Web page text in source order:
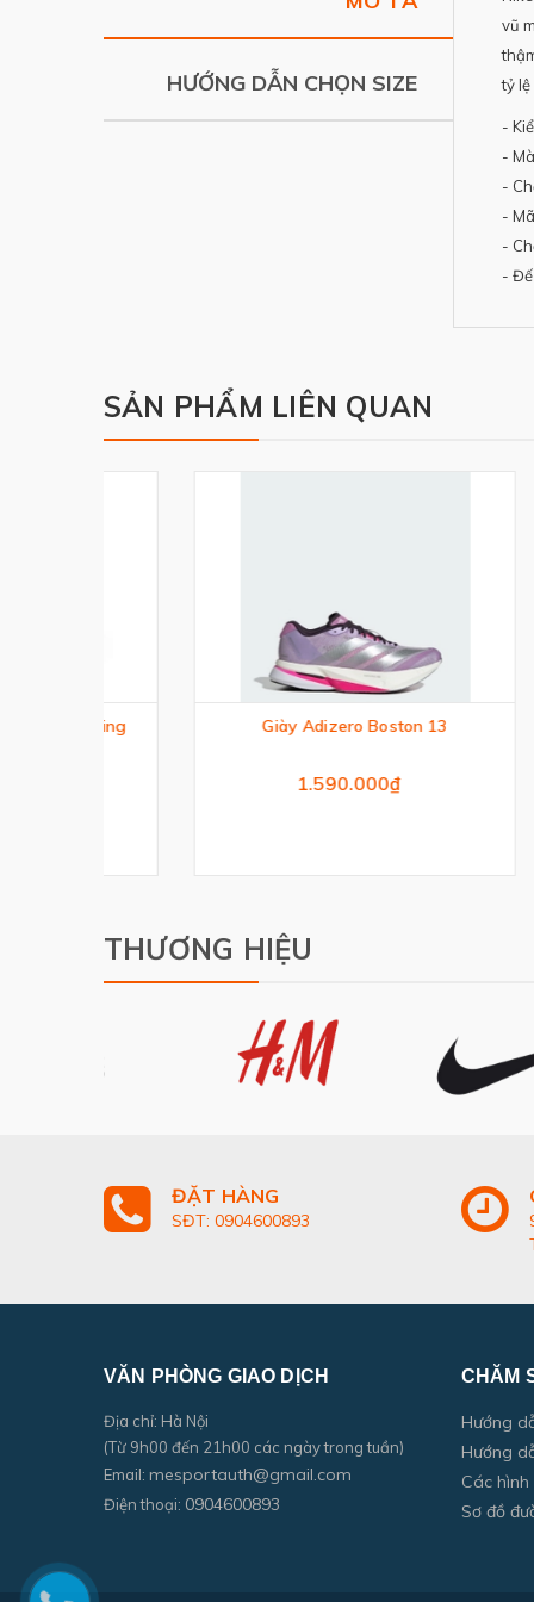
HƯỚNG DẪN CHỌN SIZE
vũ
tỷ
-
-
-
-
-
-
SẢN PHẨM LIÊN QUAN
Giày Adizero Boston 13
1.590.000₫
THƯƠNG HIỆU
ĐẶT HÀNG
SĐT: 0904600893
VĂN PHÒNG GIAO DỊCH
Địa chỉ: Hà Nội
(Từ 9h00 đến 21h00 các ngày trong tuần)
Email: mesportauth@gmail.com
Điện thoại: 0904600893
CHĂM
Hướng
Hướng
Các
Sơ đồ